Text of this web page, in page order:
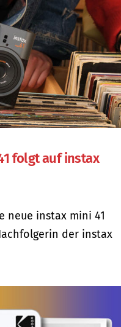
folgt auf instax
neue instax mini 41
der instax